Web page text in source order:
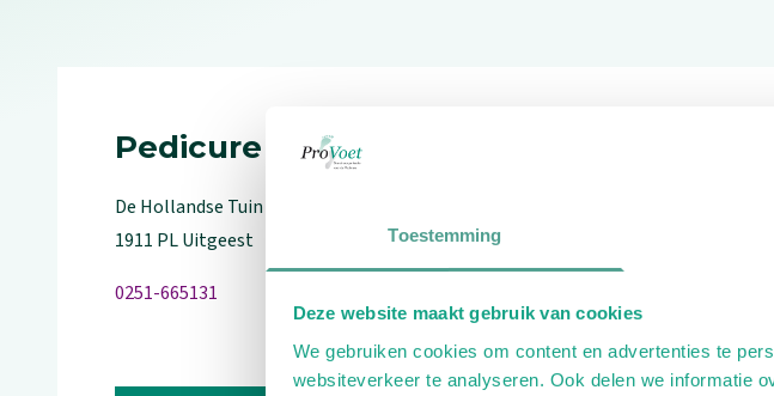
Toestemming
Deze website maakt gebruik van cookies
We gebruiken cookies om content en advertenties te
websiteverkeer te analyseren. Ook delen we informatie
Pedicure
De Hollandse Tuin
1911 PLUitgeest
0251-665131